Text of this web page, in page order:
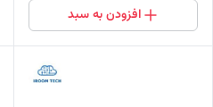
افزودن به سبد